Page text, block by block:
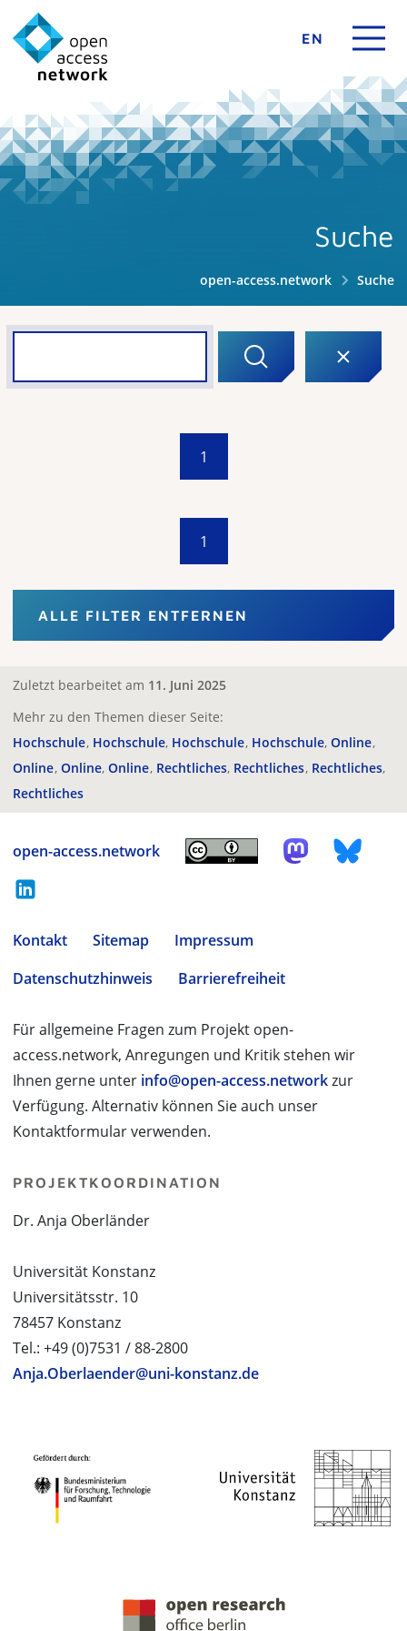
EN
Suche
open-access.network Suche
1
1
ALLE FILTER ENTFERNEN
Zuletzt bearbeitet am 11. Juni 2025
Mehr zu den Themen dieser Seite:
Hochschule Hochschule Hochschule Hochschule Online
Online Online Online Rechtliches Rechtliches Rechtliches
Rechtliches
open-access.network
Kontakt Sitemap
Impressum
Datenschutzhinweis
Barrierefreiheit
Für allgemeine Fragen zum Projekt open-
access.network, Anregungen und Kritik stehen wir
Ihnen gerne unter info@open-access.networkzur
Verfügung. Alternativ können Sie auch unser
Kontaktformular verwenden.
PROJEKTKOORDINATION
Dr. Anja Oberländer
Universität Konstanz
Universitätsstr. 10
78457 Konstanz
Tel.: +49 (0)7531 / 88-2800
Anja.Oberlaender@uni-konstanz.de